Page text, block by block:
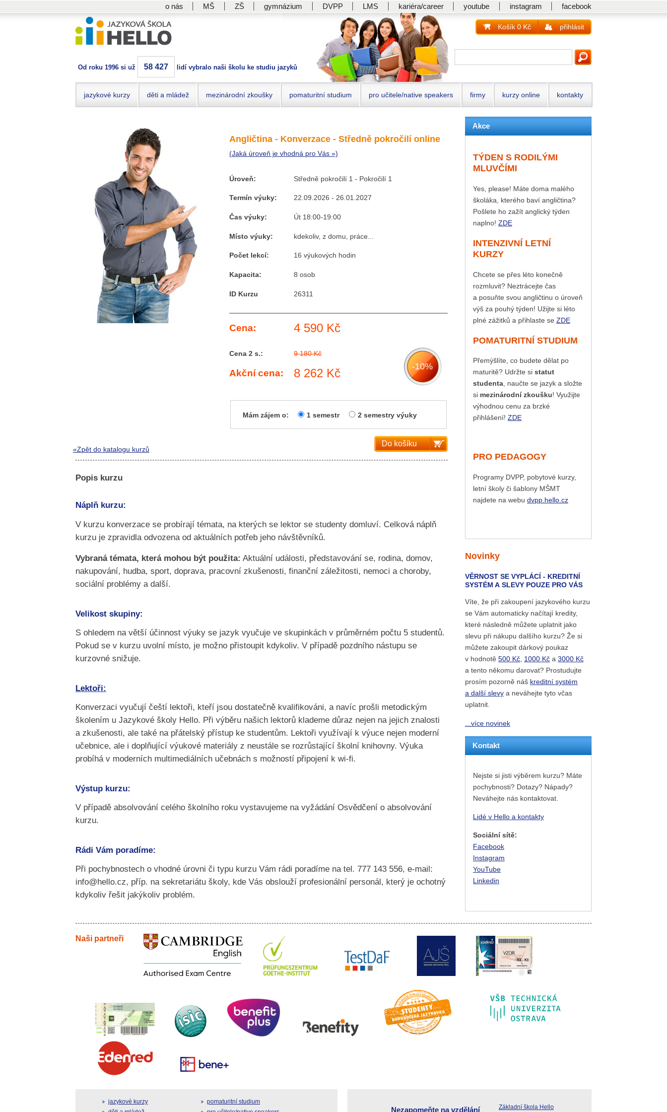
o nás MŠ ZŠ gymnázium DVPP LMS kariéra/career youtube instagram facebook
Od roku 1996 si už 58 427 lidí vybralo naši školu ke studiu jazyků
Košík 0 Kč přihlásit
jazykové kurzy děti a mládež mezinárodní zkoušky pomaturitní studium pro učitele/native speakers firmy kurzy online kontakty
Angličtina - Konverzace - Středně pokročilí online
(Jaká úroveň je vhodná pro Vás »)
Úroveň: Středně pokročilí 1 - Pokročilí 1
Termín výuky: 22.09.2026 - 26.01.2027
Čas výuky: Út 18:00-19:00
Místo výuky: kdekoliv, z domu, práce...
Počet lekcí: 16 výukových hodin
Kapacita: 8 osob
ID Kurzu 26311
Cena: 4 590 Kč
-10%
Cena 2 s.: 9 180 Kč
Akční cena: 8 262 Kč
Mám zájem o: 1 semestr 2 semestry výuky
«Zpět do katalogu kurzů
Do košíku
Popis kurzu
Náplň kurzu:
V kurzu konverzace se probírají témata, na kterých se lektor se studenty domluví. Celková náplň
kurzu je zpravidla odvozena od aktuálních potřeb jeho návštěvníků.
Vybraná témata, která mohou být použita: Aktuální události, představování se, rodina, domov,
nakupování, hudba, sport, doprava, pracovní zkušenosti, finanční záležitosti, nemoci a choroby,
sociální problémy a další.
Velikost skupiny:
S ohledem na větší účinnost výuky se jazyk vyučuje ve skupinkách v průměrném počtu 5 studentů.
Pokud se v kurzu uvolní místo, je možno přistoupit kdykoliv. V případě pozdního nástupu se
kurzovné snižuje.
Lektoři:
Konverzaci vyučují čeští lektoři, kteří jsou dostatečně kvalifikováni, a navíc prošli metodickým
školením u Jazykové školy Hello. Při výběru našich lektorů klademe důraz nejen na jejich znalosti
a zkušenosti, ale také na přátelský přístup ke studentům. Lektoři využívají k výuce nejen moderní
učebnice, ale i doplňující výukové materiály z neustále se rozrůstající školní knihovny. Výuka
probíhá v moderních multimediálních učebnách s možností připojení k wi-fi.
Výstup kurzu:
V případě absolvování celého školního roku vystavujeme na vyžádání Osvědčení o absolvování
kurzu.
Rádi Vám poradíme:
Při pochybnostech o vhodné úrovni či typu kurzu Vám rádi poradíme na tel. 777 143 556, e-mail:
info@hello.cz, příp. na sekretariátu školy, kde Vás obslouží profesionální personál, který je ochotný
kdykoliv řešit jakýkoliv problém.
Akce
TÝDEN S RODILÝMI
MLUVČÍMI
Yes, please! Máte doma malého
školáka, kterého baví angličtina?
Pošlete ho zažít anglický týden
naplno! ZDE
INTENZIVNÍ LETNÍ
KURZY
Chcete se přes léto konečně
rozmluvit? Neztrácejte čas
a posuňte svou angličtinu o úroveň
výš za pouhý týden! Užijte si léto
plné zážitků a přihlaste se ZDE
POMATURITNÍ STUDIUM
Přemýšlíte, co budete dělat po
maturitě? Udržte si statut
studenta, naučte se jazyk a složte
si mezinárodní zkoušku! Využijte
výhodnou cenu za brzké
přihlášení! ZDE
PRO PEDAGOGY
Programy DVPP, pobytové kurzy,
letní školy či šablony MŠMT
najdete na webu dvpp.hello.cz
Novinky
VĚRNOST SE VYPLÁCÍ - KREDITNÍ
SYSTÉM A SLEVY POUZE PRO VÁS
Víte, že při zakoupení jazykového kurzu
se Vám automaticky načítají kredity,
které následně můžete uplatnit jako
slevu při nákupu dalšího kurzu? Že si
můžete zakoupit dárkový poukaz
v hodnotě 500 Kč, 1000 Kč a 3000 Kč
a tento někomu darovat? Prostudujte
prosím pozorně náš kreditní systém
a další slevy a neváhejte tyto včas
uplatnit.
...více novinek
Kontakt
Nejste si jisti výběrem kurzu? Máte
pochybnosti? Dotazy? Nápady?
Neváhejte nás kontaktovat.
Lidé v Hello a kontakty
Sociální sítě:
Facebook
Instagram
YouTube
Linkedin
Naši partneři
jazykové kurzy
pomaturitní studium
Nezapomeňte na vzdělání Základní škola Hello